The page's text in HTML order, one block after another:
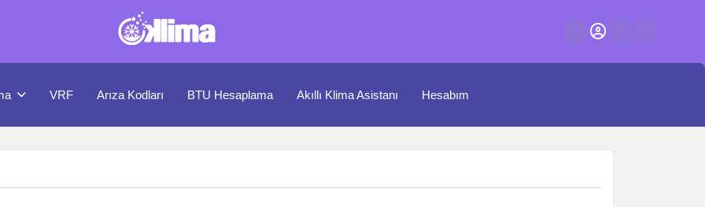
VRF Arıza Kodları BTU Hesaplama Akıllı Klima Asistanı Hesabım